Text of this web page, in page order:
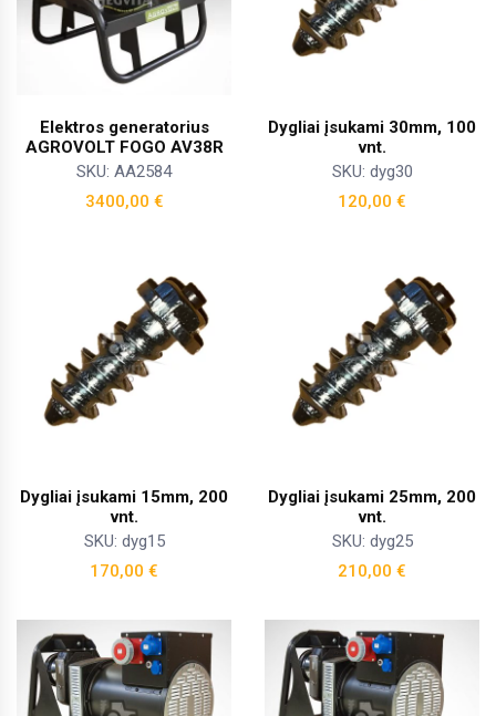
Elektros generatorius
AGROVOLT FOGO AV38R
SKU: AA2584
3400,00 €
Dygliai įsukami 30mm, 100
vnt.
SKU: dyg30
120,00 €
Dygliai įsukami 15mm, 200
vnt.
SKU: dyg15
170,00 €
Dygliai įsukami 25mm, 200
vnt.
SKU: dyg25
210,00 €